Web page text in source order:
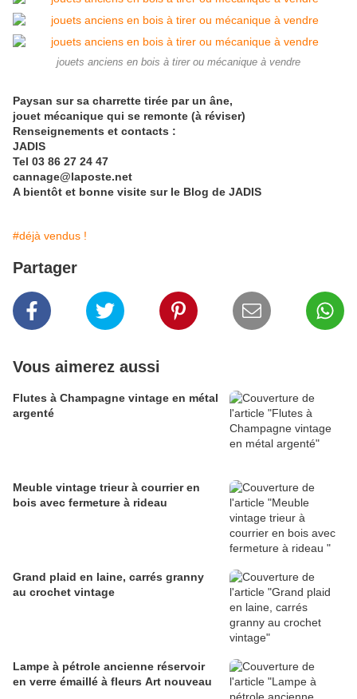
jouets anciens en bois à tirer ou mécanique à vendre
Paysan sur sa charrette tirée par un âne,
jouet mécanique qui se remonte (à réviser)
Renseignements et contacts :
JADIS
Tel 03 86 27 24 47
cannage@laposte.net
A bientôt et bonne visite sur le Blog de JADIS
#déjà vendus !
Partager
Vous aimerez aussi
Flutes à Champagne vintage en métal
argenté
Meuble vintage trieur à courrier en
bois avec fermeture à rideau
Grand plaid en laine, carrés granny
au crochet vintage
Lampe à pétrole ancienne réservoir
en verre émaillé à fleurs Art nouveau